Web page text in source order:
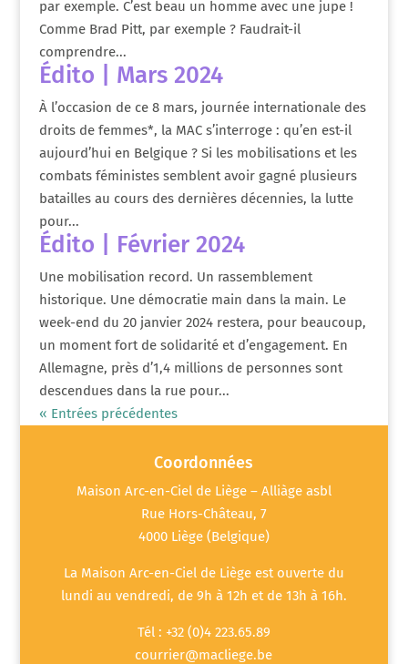
par exemple. C’est beau un homme avec une jupe !
Comme Brad Pitt, par exemple ? Faudrait-il
comprendre...
Édito | Mars 2024
À l’occasion de ce 8 mars, journée internationale des
droits de femmes*, la MAC s’interroge : qu’en est-il
aujourd’hui en Belgique ? Si les mobilisations et les
combats féministes semblent avoir gagné plusieurs
batailles au cours des dernières décennies, la lutte
pour...
Édito | Février 2024
Une mobilisation record. Un rassemblement
historique. Une démocratie main dans la main. Le
week-end du 20 janvier 2024 restera, pour beaucoup,
un moment fort de solidarité et d’engagement. En
Allemagne, près d’1,4 millions de personnes sont
descendues dans la rue pour...
« Entrées précédentes
Coordonnées
Maison Arc-en-Ciel de Liège – Alliàge asbl
Rue Hors-Château, 7
4000 Liège (Belgique)
La Maison Arc-en-Ciel de Liège est ouverte du
lundi au vendredi, de 9h à 12h et de 13h à 16h.
Tél : +32 (0)4 223.65.89
courrier@macliege.be